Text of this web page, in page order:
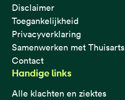
Disclaimer
Toegankelijkheid
Privacyverklaring
Samenwerken met Thuisarts
Contact
Handige links
Alle klachten en ziektes